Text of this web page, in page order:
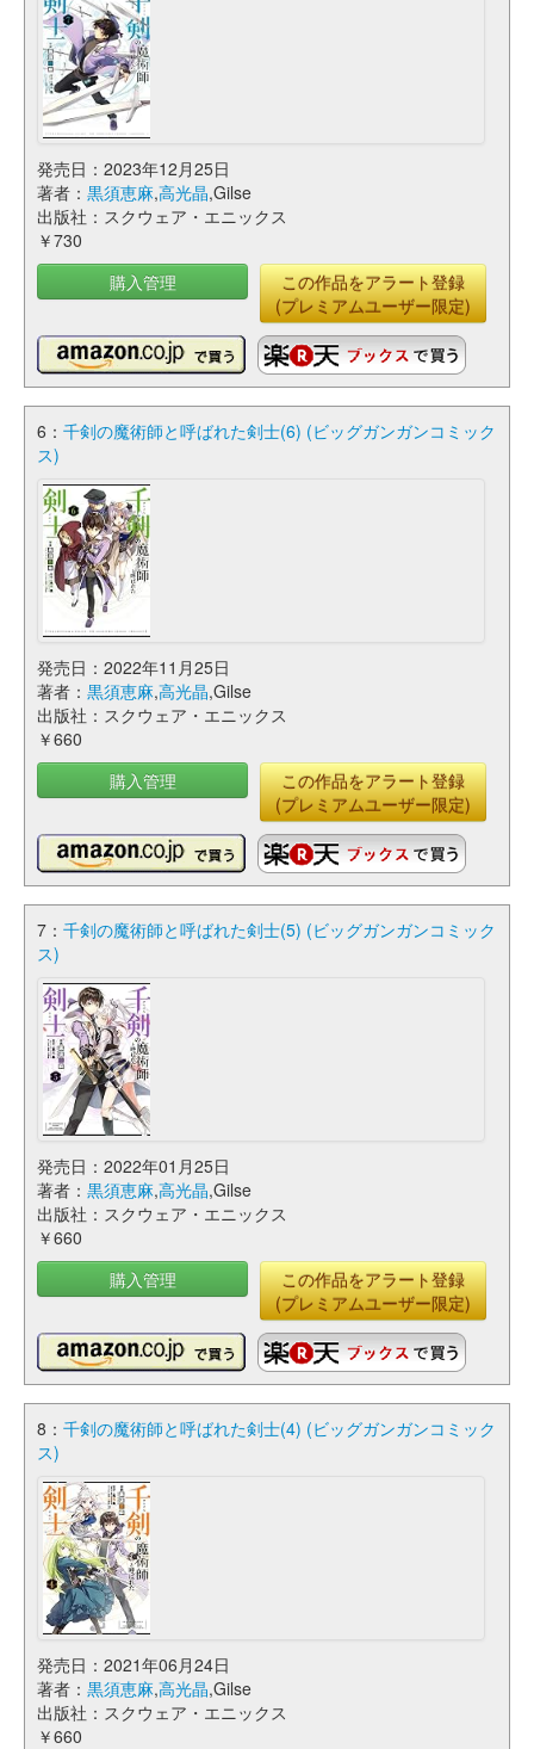
発売日：2023年12月25日
著者： 黒須恵麻,高光晶,Gilse
出版社：スクウェア・エニックス
￥730
購入管理
この作品をアラート登録
(プレミアムユーザー限定)
6： 千剣の魔術師と呼ばれた剣士(6) (ビッグガンガンコミック
ス)
発売日：2022年11月25日
著者： 黒須恵麻,高光晶,Gilse
出版社：スクウェア・エニックス
￥660
購入管理
この作品をアラート登録
(プレミアムユーザー限定)
7： 千剣の魔術師と呼ばれた剣士(5) (ビッグガンガンコミック
ス)
発売日：2022年01月25日
著者： 黒須恵麻,高光晶,Gilse
出版社：スクウェア・エニックス
￥660
購入管理
この作品をアラート登録
(プレミアムユーザー限定)
8： 千剣の魔術師と呼ばれた剣士(4) (ビッグガンガンコミック
ス)
発売日：2021年06月24日
著者： 黒須恵麻,高光晶,Gilse
出版社：スクウェア・エニックス
￥660